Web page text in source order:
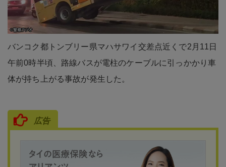
バンコク都トンブリー県マハサワイ交差点近くで2月11日
午前0時半頃、路線バスが電柱のケーブルに引っかかり車
体が持ち上がる事故が発生した。
広告